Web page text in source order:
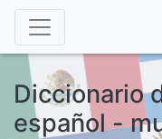
Diccionario
español -